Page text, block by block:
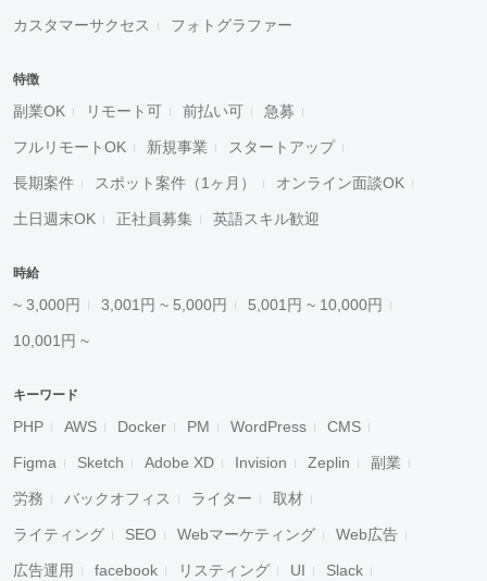
カスタマーサクセス フォトグラファー
特徴
副業OK リモート可 前払い可 急募
フルリモートOK 新規事業 スタートアップ
長期案件 スポット案件（1ヶ月） オンライン面談OK
土日週末OK 正社員募集 英語スキル歓迎
時給
~ 3,000円 3,001円 ~ 5,000円 5,001円 ~ 10,000円
10,001円 ~
キーワード
PHP AWS Docker PM WordPress CMS
Figma Sketch Adobe XD Invision Zeplin 副業
労務 バックオフィス ライター 取材
ライティング SEO Webマーケティング Web広告
広告運用 facebook リスティング UI Slack